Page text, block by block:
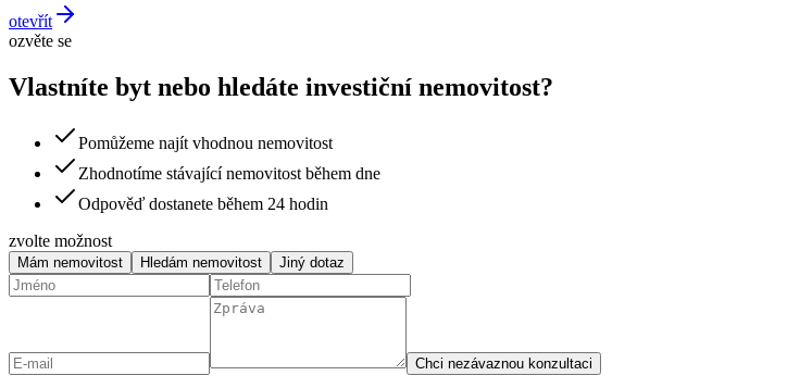
otevřít
ozvěte se
Vlastníte byt nebo hledáte investiční nemovitost?
Pomůžeme najít vhodnou nemovitost
Zhodnotíme stávající nemovitost během dne
Odpověď dostanete během 24 hodin
zvolte možnost
Mám nemovitost Hledám nemovitost Jiný dotaz
Chci nezávaznou konzultaci